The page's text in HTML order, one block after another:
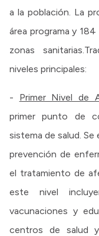
a la población. La
área programa y
zonas
niveles principales:
- Primer Nivel de
primer punto de
sistema de salud.
prevención de
el tratamiento de
este nivel
vacunaciones y
centros de salud